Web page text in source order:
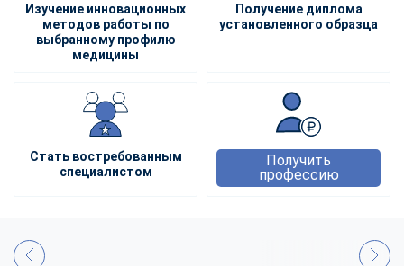
Изучение инновационных
методов работы по
выбранному профилю
медицины
Получение диплома
установленного образца
Стать востребованным
специалистом
Получить
профессию